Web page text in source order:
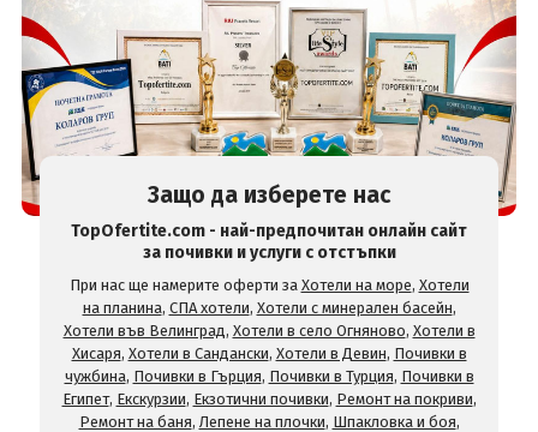
Защо да изберете нас
TopOfertite.com - най-предпочитан онлайн сайт
за почивки и услуги с отстъпки
При нас ще намерите оферти за Хотели на море, Хотели
на планина, СПА хотели, Хотели с минерален басейн,
Хотели във Велинград, Хотели в село Огняново, Хотели в
Хисаря, Хотели в Сандански, Хотели в Девин, Почивки в
чужбина, Почивки в Гърция, Почивки в Турция, Почивки в
Египет, Екскурзии, Екзотични почивки, Ремонт на покриви,
Ремонт на баня, Лепене на плочки, Шпакловка и боя,